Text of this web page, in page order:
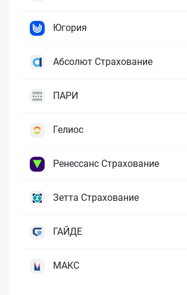
Югория
Абсолют Страхование
ПАРИ
Гелиос
Ренессанс Страхование
Зетта Страхование
ГАЙДЕ
МАКС